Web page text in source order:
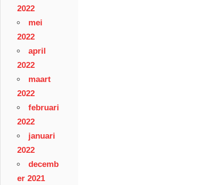
2022
mei
2022
april
2022
maart
2022
februari
2022
januari
2022
decemb
er 2021